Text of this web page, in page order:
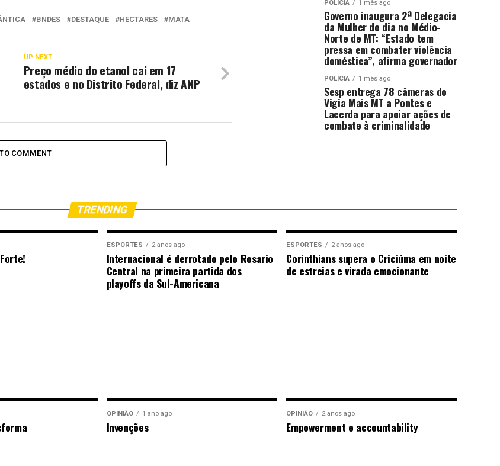
BNDES DESTAQUE HECTARES
MATA
UP NEXT
Preço médio do etanol cai em 17
estados e no Distrito Federal, diz ANP
COMMENT
POLÍCIA 1 mês ago
Governo inaugura 2ª Delegacia
da Mulher do dia no Médio-
Norte de MT: “Estado tem
pressa em combater violência
doméstica”, afirma governador
POLÍCIA 1 mês ago
Sesp entrega 78 câmeras do
Vigia Mais MT a Pontes e
Lacerda para apoiar ações de
combate à criminalidade
TRENDING
ESPORTES 2 anos ago
Internacional é derrotado pelo Rosario
Central na primeira partida dos
playoffs da Sul-Americana
ESPORTES 2 anos ago
Corinthians supera o Criciúma em noite
de estreias e virada emocionante
OPINIÃO 1 ano ago
Invenções
OPINIÃO 2 anos ago
Empowerment e accountability